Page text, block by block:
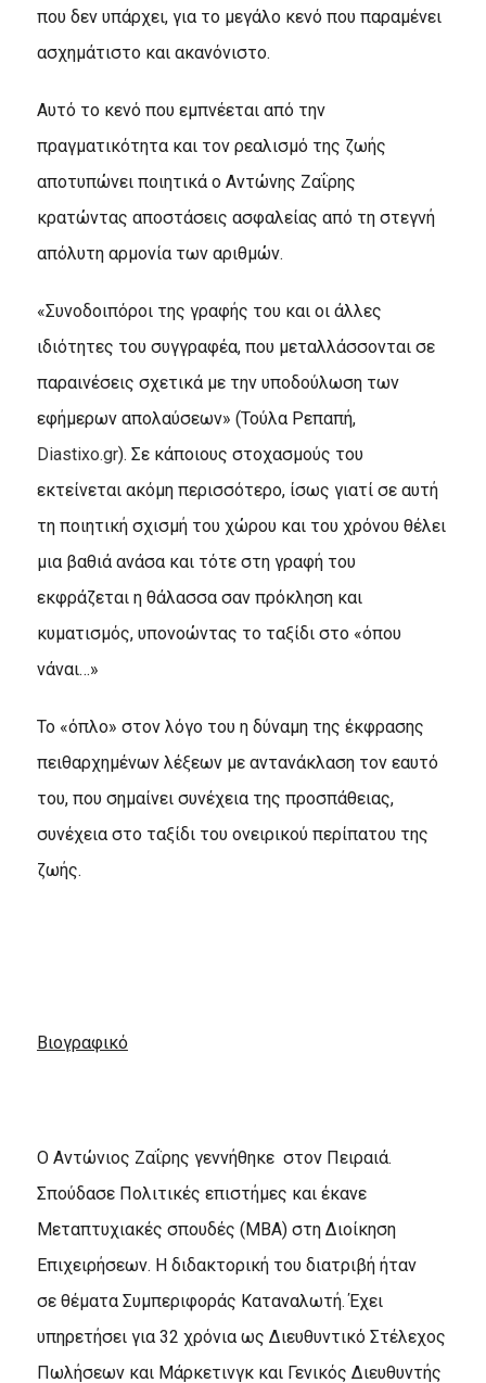
που δεν υπάρχει, για το μεγάλο κενό που παραμένει
ασχημάτιστο και ακανόνιστο.
Αυτό το κενό που εμπνέεται από την
πραγματικότητα και τον ρεαλισμό της ζωής
αποτυπώνει ποιητικά ο Αντώνης Ζαΐρης
κρατώντας αποστάσεις ασφαλείας από τη στεγνή
απόλυτη αρμονία των αριθμών.
«Συνοδοιπόροι της γραφής του και οι άλλες
ιδιότητες του συγγραφέα, που μεταλλάσσονται σε
παραινέσεις σχετικά με την υποδούλωση των
εφήμερων απολαύσεων» (Τούλα Ρεπαπή,
Diastixo.gr). Σε κάποιους στοχασμούς του
εκτείνεται ακόμη περισσότερο, ίσως γιατί σε αυτή
τη ποιητική σχισμή του χώρου και του χρόνου θέλει
μια βαθιά ανάσα και τότε στη γραφή του
εκφράζεται η θάλασσα σαν πρόκληση και
κυματισμός, υπονοώντας το ταξίδι στο «όπου
νάναι…»
Το «όπλο» στον λόγο του η δύναμη της έκφρασης
πειθαρχημένων λέξεων με αντανάκλαση τον εαυτό
του, που σημαίνει συνέχεια της προσπάθειας,
συνέχεια στο ταξίδι του ονειρικού περίπατου της
ζωής.
Βιογραφικό
Ο Αντώνιος Ζαΐρης γεννήθηκε στον Πειραιά.
Σπούδασε Πολιτικές επιστήμες και έκανε
Μεταπτυχιακές σπουδές (ΜΒΑ) στη Διοίκηση
Επιχειρήσεων. Η διδακτορική του διατριβή ήταν
σε θέματα Συμπεριφοράς Καταναλωτή. Έχει
υπηρετήσει για 32 χρόνια ως Διευθυντικό Στέλεχος
Πωλήσεων και Μάρκετινγκ και Γενικός Διευθυντής